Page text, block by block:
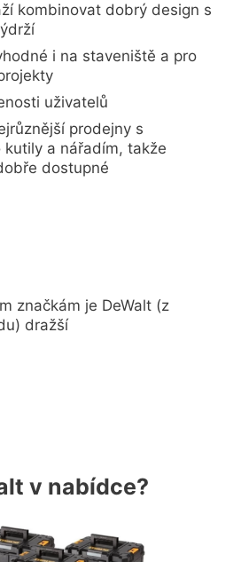
kombinovat dobrý design s
i na staveniště a pro
uživatelů
prodejny s
kutily a nářadím, takže
dostupné
značkám je DeWalt (z
dražší
v nabídce?